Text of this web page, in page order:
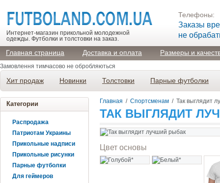
Интернет-магазин прикольной молодежной
одежды. Футболки и толстовки на заказ.
Телефоны:
Заказы
не
Главная страница Доставка и оплата Размеры и
Замовлення тимчасово не обробляються
Хит продаж Новинки Толстовки Парные футболки
Категории
Распродажа
Патриотам Украины
Прикольные надписи
Прикольные рисунки
Парные футболки
Для геймеров
Главная / Спортсменам / Так выглядит
ТАК ВЫГЛЯДИТ
Цвет основы